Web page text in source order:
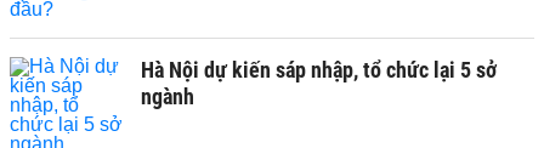
Hà Nội dự kiến sáp nhập, tổ chức lại 5 sở
ngành